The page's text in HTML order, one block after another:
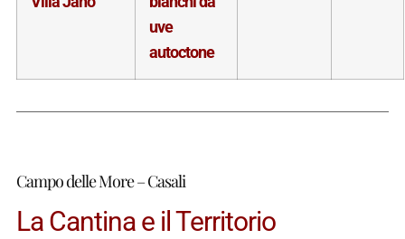
uve
autoctone
Campo delle More – Casali
La Cantina e il Territorio